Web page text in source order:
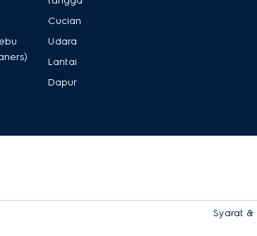
Cucian
Udara
Lantai
Dapur
Syarat &